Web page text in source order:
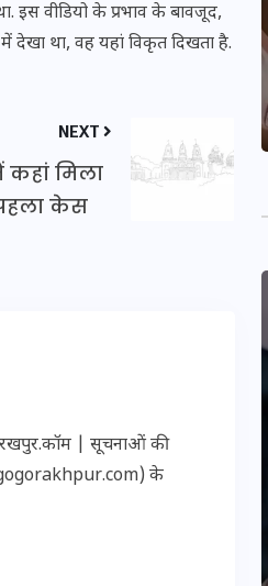
इस वीडियो के प्रभाव के बावजूद,
देखा था, वह यहां विकृत दिखता है.
NEXT
मिला
केस
| सूचनाओं की
के
विज्ञापन जारी,
होंगे आवेदन
बिजली-पंखे
देख भावुक